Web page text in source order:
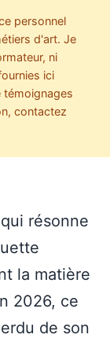
personnel
d'art. Je
ni
ici
témoignages
contactez
résonne
la matière
2026, ce
de son